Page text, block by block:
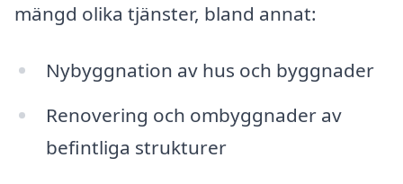
mängd olika tjänster, bland annat:
Nybyggnation av hus och byggnader
Renovering och ombyggnader av
befintliga strukturer